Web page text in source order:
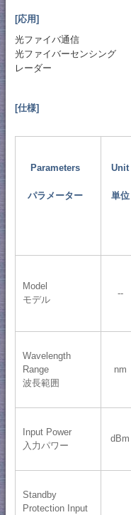
[応用]
光ファイバ通信
光ファイバーセンシング
レーダー
[仕様]
Parameters
パラメーター
Unit
単位
Model
モデル
--
Wavelength
Range
波長範囲
nm
Input Power
入力パワー
dBm
Standby
Protection Input